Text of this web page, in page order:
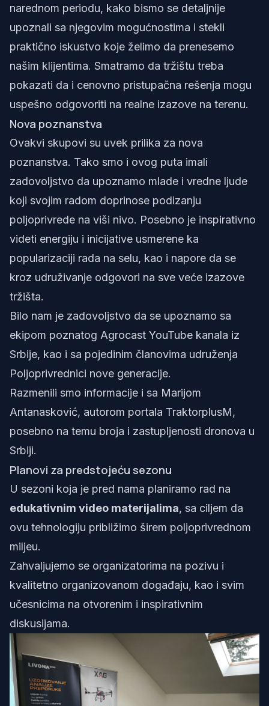
narednom periodu, kako bismo se detaljnije
upoznali sa njegovim mogućnostima i stekli
praktično iskustvo koje želimo da prenesemo
našim klijentima. Smatramo da tržištu treba
pokazati da i cenovno pristupačna rešenja mogu
uspešno odgovoriti na realne izazove na terenu.
Nova poznanstva
Ovakvi skupovi su uvek prilika za nova
poznanstva. Tako smo i ovog puta imali
zadovoljstvo da upoznamo mlade i vredne ljude
koji svojim radom doprinose podizanju
poljoprivrede na viši nivo. Posebno je inspirativno
videti energiju i inicijative usmerene ka
popularizaciji rada na selu, kao i napore da se
kroz udruživanje odgovori na sve veće izazove
tržišta.
Bilo nam je zadovoljstvo da se upoznamo sa
ekipom poznatog Agrocast YouTube kanala iz
Srbije, kao i sa pojedinim članovima udruženja
Poljoprivrednici nove generacije.
Razmenili smo informacije i sa Marijom
Antanasković, autorom portala TraktorplusM,
posebno na temu broja i zastupljenosti dronova u
Srbiji.
Planovi za predstojeću sezonu
U sezoni koja je pred nama planiramo rad na
edukativnim video materijalima, sa ciljem da
ovu tehnologiju približimo širem poljoprivrednom
miljeu.
Zahvaljujemo se organizatorima na pozivu i
kvalitetno organizovanom događaju, kao i svim
učesnicima na otvorenim i inspirativnim
diskusijama.